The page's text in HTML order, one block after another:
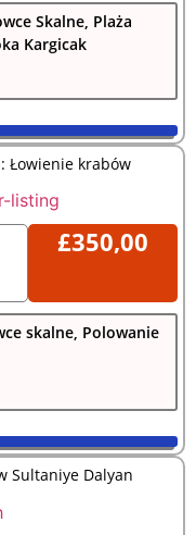
Skalne, Plaża
Kargicak
Łowienie krabów
£350,00
skalne, Polowanie
Sultaniye Dalyan